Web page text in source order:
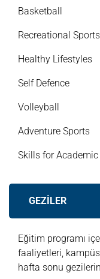
Basketball
Recreational Sports
Healthy Lifestyles
Self Defence
Volleyball
Adventure Sports
Skills for Academic
GEZİLER
Eğitim programı
faaliyetleri,
hafta sonu